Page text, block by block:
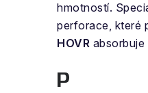
hmotností.
perforace, které
HOVR
P